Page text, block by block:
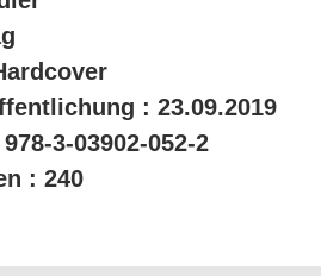
: 23.09.2019
978-3-03902-052-2
: 240